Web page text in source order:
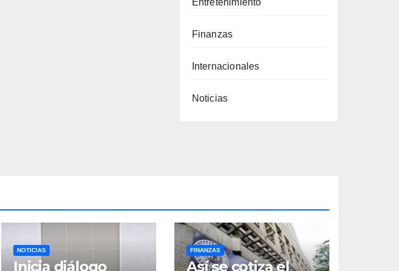
Entretenimiento
Finanzas
Internacionales
Noticias
NOTICIAS
Inicia diálogo
FINANZAS
Así se cotiza el